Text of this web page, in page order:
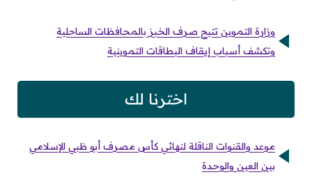
وزارة التموين تتيح صرف الخبز بالمحافظات الساحلية
وتكشف أسباب إيقاف البطاقات التموينية
اخترنا لك
موعد والقنوات الناقلة لنهائي كأس مصرف أبو ظبي الإسلامي
بين العين والوحدة